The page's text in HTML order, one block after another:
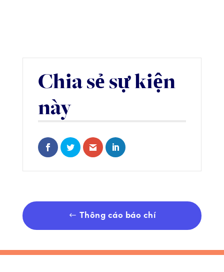
Chia sẻ sự kiện
này
Share on Facebook
Share on Twitter
Share via Email
Share on LinkedIn
Thông cáo báo chí